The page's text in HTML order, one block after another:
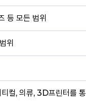
등 모든 범위
위
컬, 의류, 3D프린터를